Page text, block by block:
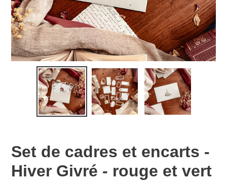
Set de cadres et encarts -
Hiver Givré - rouge et vert